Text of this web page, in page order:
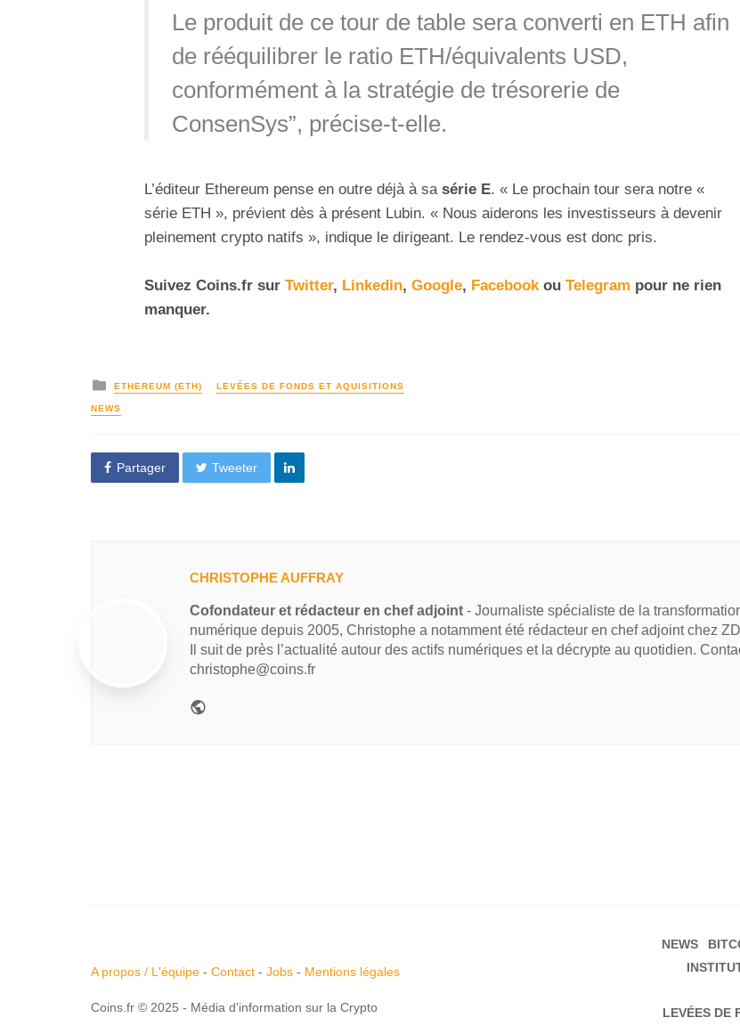
Le produit de ce tour de table sera converti en ETH afin
de rééquilibrer le ratio ETH/équivalents USD,
conformément à la stratégie de trésorerie de
ConsenSys”, précise-t-elle.
L’éditeur Ethereum pense en outre déjà à sasérie E. « Le prochain tour sera notre «
série ETH », prévient dès à présent Lubin. « Nous aiderons les investisseurs à devenir
pleinement crypto natifs », indique le dirigeant. Le rendez-vous est donc pris.
Suivez Coins.fr sur Twitter, Linkedin, Google, Facebookou Telegram pour ne rien
manquer.
ETHEREUM (ETH) LEVÉES DE FONDS ET AQUISITIONS
NEWS
Partager Tweeter
CHRISTOPHE AUFFRAY
Cofondateur et rédacteur en chef adjoint - Journaliste spécialiste de la
numérique depuis 2005, Christophe a notamment été rédacteur en chef adjoint chez
Il suit de près l’actualité autour des actifs numériques et la décrypte au quotidien.
christophe@coins.fr
A propos / L'équipe - Contact - Jobs - Mentions légales
Coins.fr © 2025 - Média d'information sur la Crypto
NEWS
LEVÉES DE